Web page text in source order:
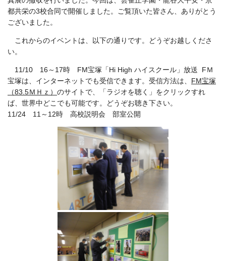
都共栄の3校合同で開催しました。ご覧頂いた皆さん、ありがとう
ございました。
これからのイベントは、以下の通りです。どうぞお越しくださ
い。
11/10 16～17時 FM宝塚「Hi High ハイスクール」放送 FＭ
宝塚は、インターネットでも受信できます。受信方法は、 FM宝塚
（83.5ＭＨｚ） のサイトで、「ラジオを聴く」をクリックすれ
ば、世界中どこでも可能です。どうぞお聴き下さい。
11/24 11～12時 高校説明会 部室公開